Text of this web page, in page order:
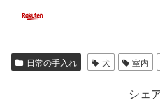
日常の手入れ 犬 室内
シェ